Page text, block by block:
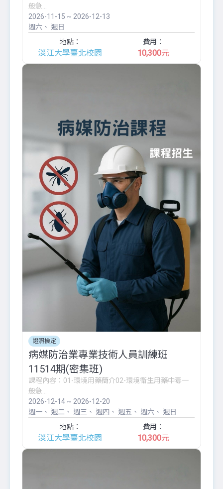
般急...
2026-11-15 ~ 2026-12-13
週六
週日
地點：
淡江大學臺北校園
費用：
10,300元
證照檢定
病媒防治業專業技術人員訓練班
11514期(密集班)
課程內容：01-環境用藥簡介02-環境衛生用藥中毒一
般急...
2026-12-14 ~ 2026-12-20
週一
週二 週三 週四 週五 週六
週日
地點：
淡江大學臺北校園
費用：
10,300元